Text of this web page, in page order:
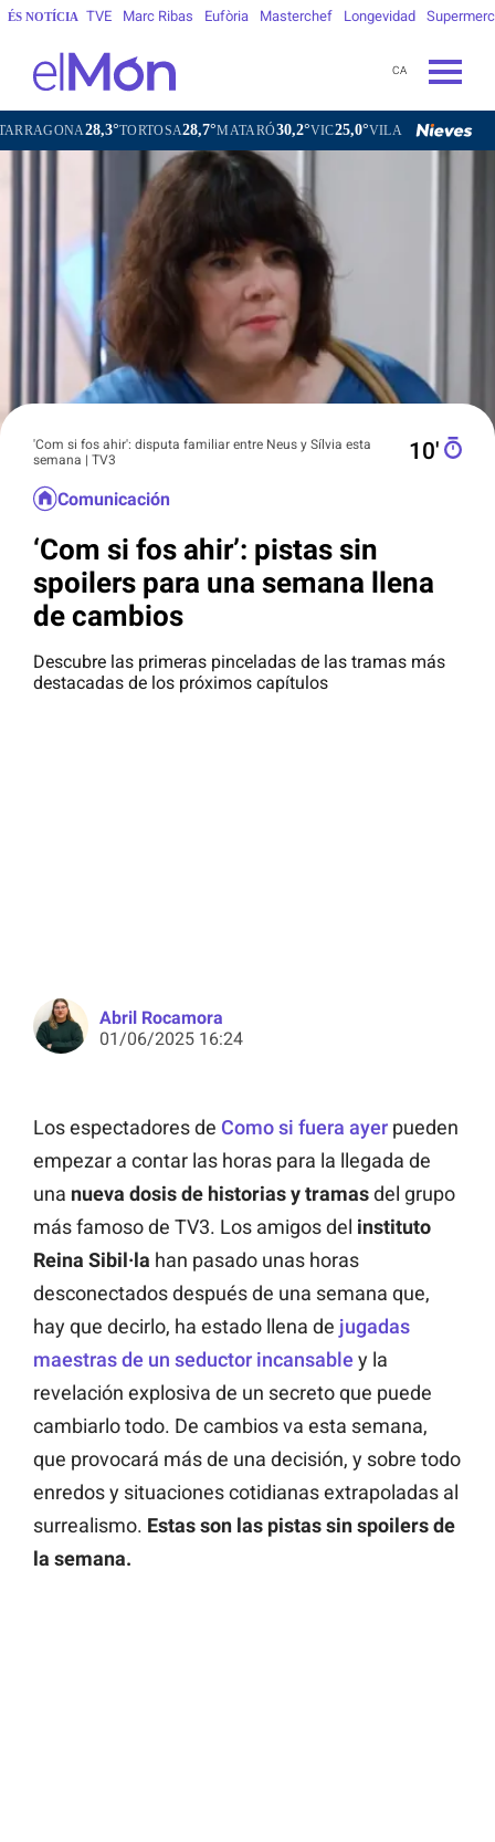
ÉS NOTÍCIA TVE Marc Ribas Eufòria Masterchef Longevidad
CA
28,7°MATARÓ30,2°VIC25,0°VILAFRANCA DEL PENEDÈS27,3°
'Com si fos ahir': disputa familiar entre Neus y Sílvia esta
semana | TV3
10′
Comunicación
‘Com si fos ahir’: pistas sin
spoilers para una semana llena
de cambios
Descubre las primeras pinceladas de las tramas más
destacadas de los próximos capítulos
Abril Rocamora
01/06/2025 16:24
Los espectadores de Como si fuera ayer pueden
empezar a contar las horas para la llegada de
una nueva dosis de historias y tramasdel grupo
más famoso de TV3. Los amigos del instituto
Reina Sibil·la han pasado unas horas
desconectados después de una semana que,
hay que decirlo, ha estado llena de jugadas
maestras de un seductor incansable y la
revelación explosiva de un secreto que puede
cambiarlo todo. De cambios va esta semana,
que provocará más de una decisión, y sobre todo
enredos y situaciones cotidianas extrapoladas al
surrealismo. Estas son las pistas sin spoilers de
la semana.